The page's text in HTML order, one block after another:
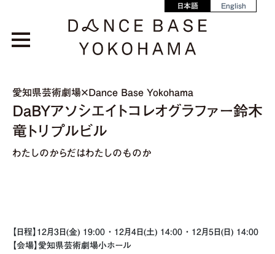
日本語 English
愛知県芸術劇場×Dance Base Yokohama
DaBYアソシエイトコレオグラファー鈴木
竜トリプルビル
わたしのからだはわたしのものか
【日程】12月3日(金) 19:00 ・ 12月4日(土) 14:00 ・ 12月5日(日) 14:00
【会場】愛知県芸術劇場小ホール